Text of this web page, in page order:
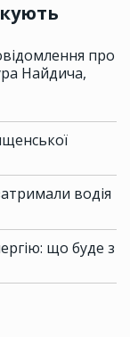
про
Найдича,
водія
що буде з